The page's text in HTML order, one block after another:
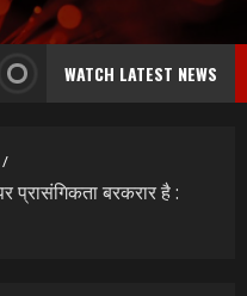
WATCH LATEST NEWS
प्रासंगिकता बरकरार है :